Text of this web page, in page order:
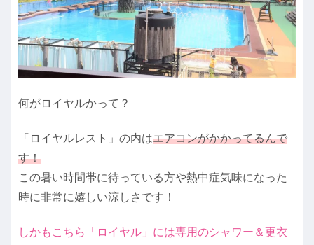
何がロイヤルかって？
「ロイヤルレスト」の内はエアコンがかかってるんで
す！
この暑い時間帯に待っている方や熱中症気味になった
時に非常に嬉しい涼しさです！
しかもこちら「ロイヤル」には専用のシャワー＆更衣